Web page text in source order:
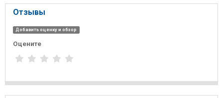
Отзывы
Добавить оценку и обзор
Оцените